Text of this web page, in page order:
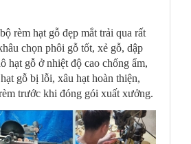
rèm hạt gỗ đẹp mắt trải qua rất
chọn phôi gỗ tốt, xẻ gỗ, dập
hạt gỗ ở nhiệt độ cao chống ẩm,
gỗ bị lỗi, xâu hạt hoàn thiện,
trước khi đóng gói xuất xưởng.